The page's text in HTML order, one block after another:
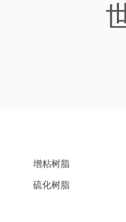
增粘树脂
硫化树脂